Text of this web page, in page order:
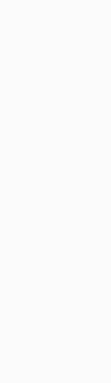
উদ্বোধন
দেশের জাতি
পিছিয়ে দিয়েছে: